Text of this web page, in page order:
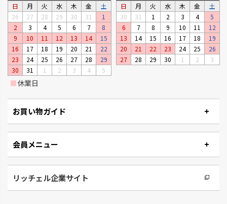
リュクレ
凹凸がなくお手入れしやすい形
状です。
ダスポット
使いやすい生活の必需品です。
日 月 火 水 木 金
土
26
27 28 29 30 31
1
2
3 4 5 6 7
8
9
10 11 12 13 14
15
16
17 18 19 20 21
22
23
24 25 26 27 28
29
30
31 1 2 3 4 5
日 月 火 水 木 金
土
30
31 1 2 3 4
5
6
7 8 9 10 11
12
13
14 15 16 17 18
19
20
21 22 23 24 25
26
27
28 29 30 1 2 3
■休業日
お買い物ガイド
会員メニュー
リッチェル企業サイト